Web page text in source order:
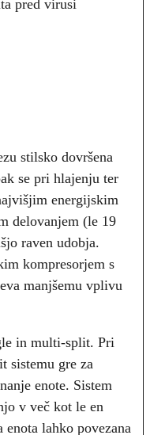
stilsko dovršena
se pri hlajenju ter
energijskim
delovanjem (le 19
raven udobja.
kompresorjem s
manjšemu vplivu
in multi-split. Pri
sistemu gre za
enote. Sistem
v več kot le en
enota lahko povezana